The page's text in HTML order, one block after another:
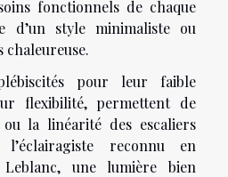
fonctionnels de chaque
d’un style minimaliste ou
chaleureuse.
pour leur faible
flexibilité, permettent de
la linéarité des escaliers
l’éclairagiste reconnu en
une lumière bien